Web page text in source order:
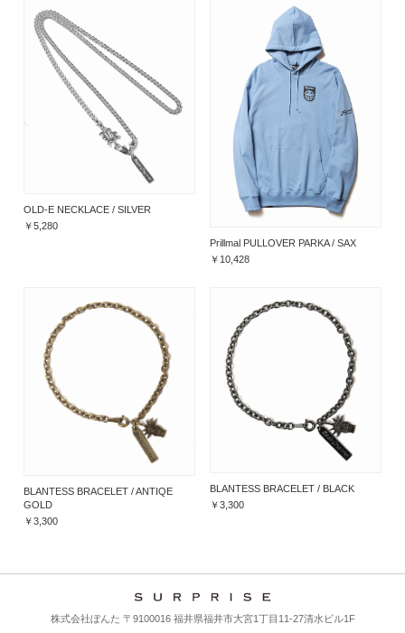
OLD-E NECKLACE / SILVER
￥5,280
Prillmal PULLOVER PARKA / SAX
￥10,428
BLANTESS BRACELET / ANTIQE
GOLD
￥3,300
BLANTESS BRACELET / BLACK
￥3,300
株式会社ぼんた 〒9100016 福井県福井市大宮1丁目11-27清水ビル1F